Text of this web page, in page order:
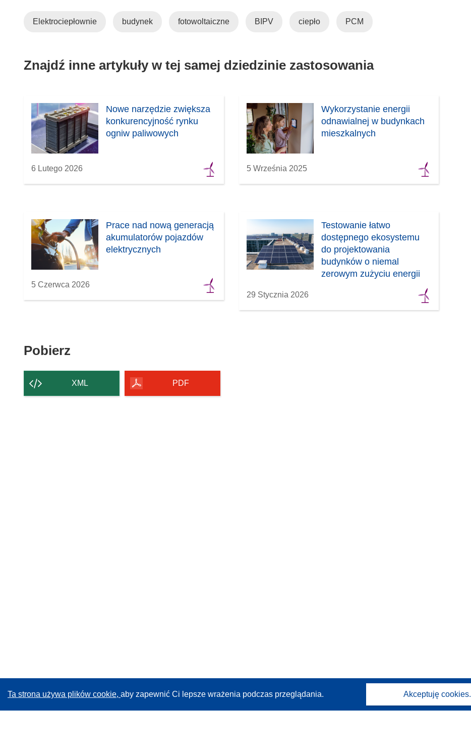
Elektrociepłownie budynek fotowoltaiczne BIPV ciepło PCM
Znajdź inne artykuły w tej samej dziedzinie zastosowania
Nowe narzędzie zwiększa
konkurencyjność rynku
ogniw paliwowych
6 Lutego 2026
Wykorzystanie energii
odnawialnej w budynkach
mieszkalnych
5 Września 2025
Prace nad nową generacją
akumulatorów pojazdów
elektrycznych
5 Czerwca 2026
Testowanie łatwo
dostępnego ekosystemu
do projektowania
budynków o niemal
zerowym zużyciu energii
29 Stycznia 2026
Pobierz
strony
XML PDF
Ta strona używa plików cookie, aby zapewnić Ci lepsze wrażenia podczas przeglądania. Akceptuję cookies.